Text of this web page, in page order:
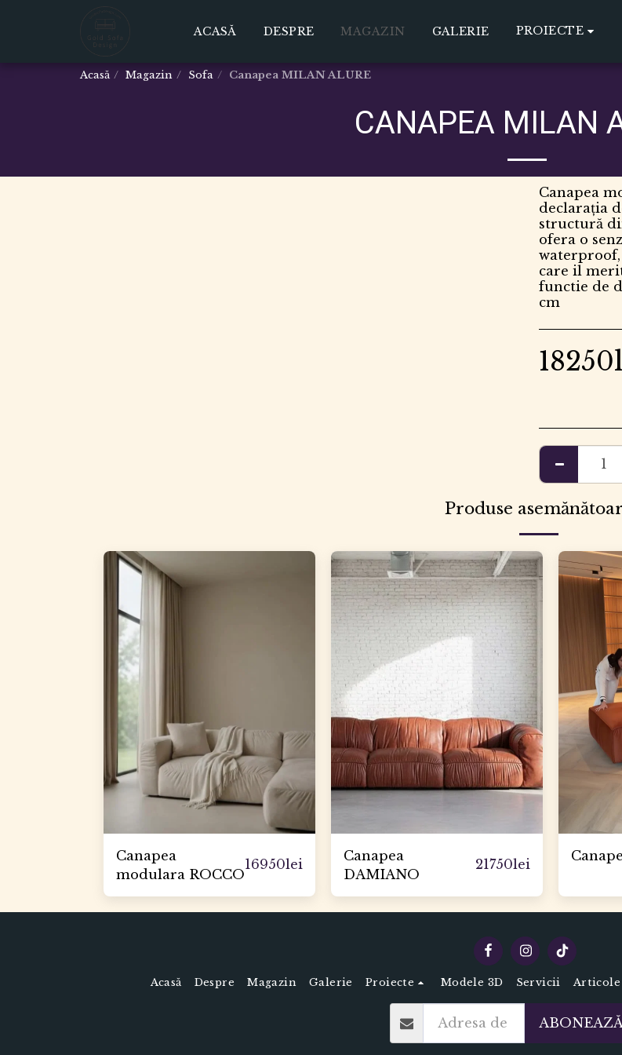
ACASĂ DESPRE MAGAZIN GALERIE PROIECTE
Acasă Magazin Sofa Canapea MILAN ALURE
CANAPEA MILAN
Canapea
declarația
structură
ofera o
care il
functie de
cm
18250
Produse
Canapea
modulara ROCCO
16950lei
Canapea
DAMIANO
21750lei
Acasă Despre Magazin Galerie Proiecte Modele 3D Servicii Articole